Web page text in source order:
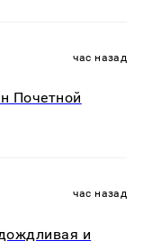
час назад
Почетной
час назад
и